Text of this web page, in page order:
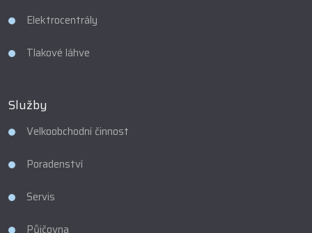
Elektrocentrály
Tlakové láhve
Služby
Velkoobchodní činnost
Poradenství
Servis
Půjčovna